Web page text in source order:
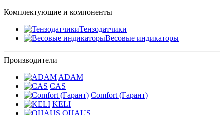
Комплектующие и компоненты
Тензодатчики
Весовые индикаторы
Производители
ADAM
CAS
Comfort (Гарант)
KELI
OHAUS